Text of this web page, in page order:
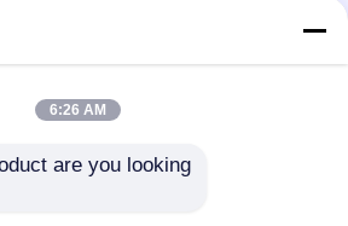
लिथियम आयन बैटरी
6:26 AM
are you looking